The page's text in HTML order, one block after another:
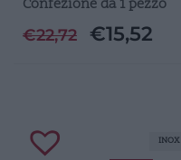
Confezione da 1 pezzo
€22,72 €15,52
INOX